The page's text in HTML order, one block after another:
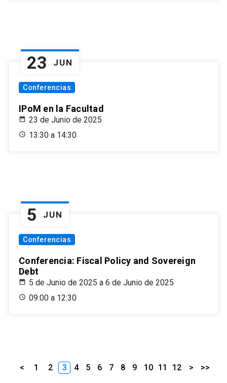
23 JUN
Conferencias
IPoM en la Facultad
23 de Junio de 2025
13:30 a 14:30
5 JUN
Conferencias
Conferencia: Fiscal Policy and Sovereign
Debt
5 de Junio de 2025 a 6 de Junio de 2025
09:00 a 12:30
< 1 2 3 4 5 6 7 8 9 10 11 12 > >>